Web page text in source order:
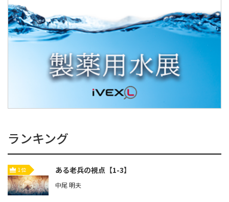
ランキング
1位 ある老兵の視点【1-3】
中尾 明夫